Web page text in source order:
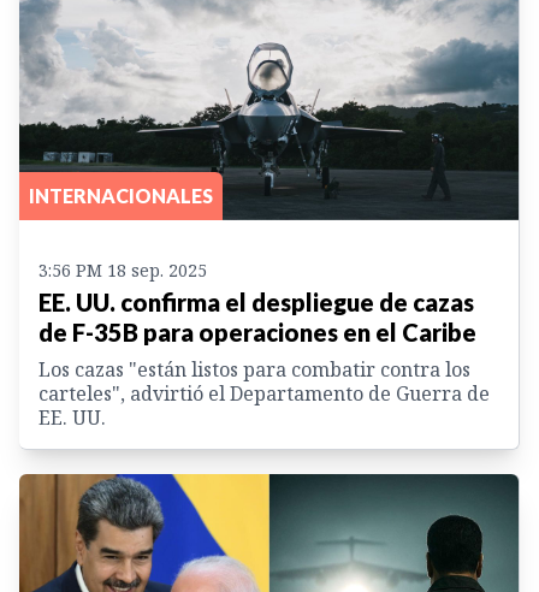
INTERNACIONALES
3:56 PM 18 sep. 2025
EE. UU. confirma el despliegue de cazas
de F-35B para operaciones en el Caribe
Los cazas "están listos para combatir contra los
carteles", advirtió el Departamento de Guerra de
EE. UU.